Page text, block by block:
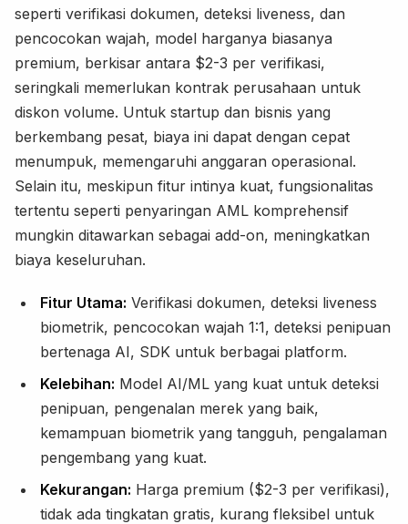
seperti verifikasi dokumen, deteksi liveness, dan
pencocokan wajah, model harganya biasanya
premium, berkisar antara $2-3 per verifikasi,
seringkali memerlukan kontrak perusahaan untuk
diskon volume. Untuk startup dan bisnis yang
berkembang pesat, biaya ini dapat dengan cepat
menumpuk, memengaruhi anggaran operasional.
Selain itu, meskipun fitur intinya kuat, fungsionalitas
tertentu seperti penyaringan AML komprehensif
mungkin ditawarkan sebagai add-on, meningkatkan
biaya keseluruhan.
Fitur Utama: Verifikasi dokumen, deteksi liveness
biometrik, pencocokan wajah 1:1, deteksi penipuan
bertenaga AI, SDK untuk berbagai platform.
Kelebihan: Model AI/ML yang kuat untuk deteksi
penipuan, pengenalan merek yang baik,
kemampuan biometrik yang tangguh, pengalaman
pengembang yang kuat.
Kekurangan: Harga premium ($2-3 per verifikasi),
tidak ada tingkatan gratis, kurang fleksibel untuk